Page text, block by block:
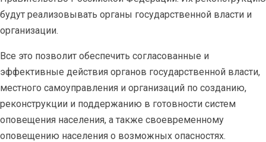
будут реализовывать органы государственной власти и
организации.
Все это позволит обеспечить согласованные и
эффективные действия органов государственной власти,
местного самоуправления и организаций по созданию,
реконструкции и поддержанию в готовности систем
оповещения населения, а также своевременному
оповещению населения о возможных опасностях.